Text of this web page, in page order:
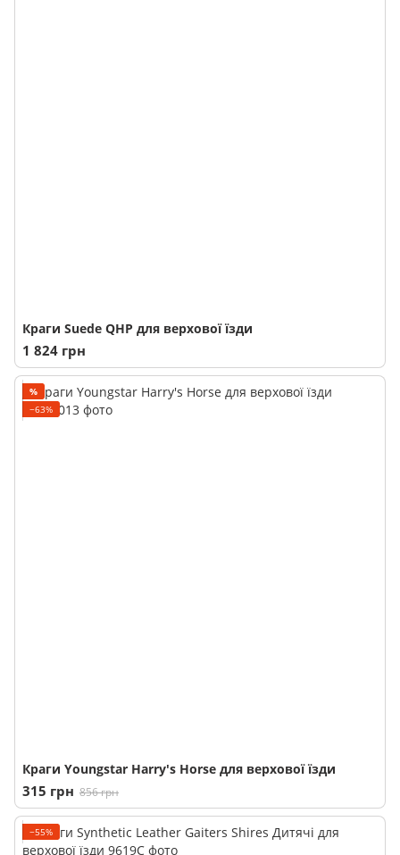
Краги Suede QHP для верхової їзди
1 824 грн
%
−63%
Краги Youngstar Harry's Horse для верхової їзди
315 грн 856 грн
−55%